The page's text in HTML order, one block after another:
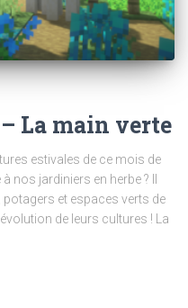
La main verte
estivales de ce mois de
nos jardiniers en herbe ? Il
et espaces verts de
de leurs cultures ! La